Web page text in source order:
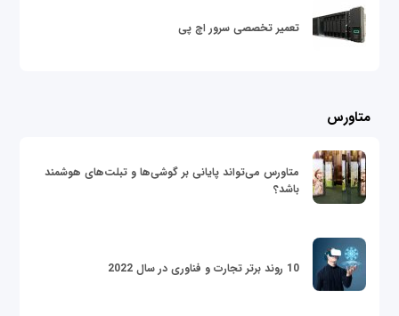
تعمیر تخصصی سرور اچ پی
متاورس
متاورس می‌تواند پایانی بر گوشی‌ها و تبلت‌های هوشمند
باشد؟
10 روند برتر تجارت و فناوری در سال 2022